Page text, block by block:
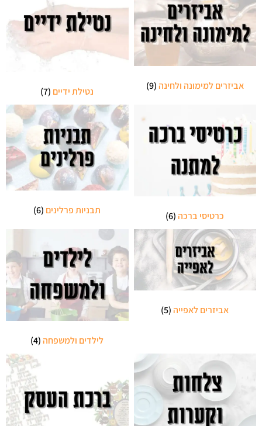
אביזרים למימונה ולחינה(9) נטילת ידיים (7)
כרטיסי ברכה(6) תבניות פרלינים (6)
אביזרים לאפייה(5)
לילדים ולמשפחה(4)